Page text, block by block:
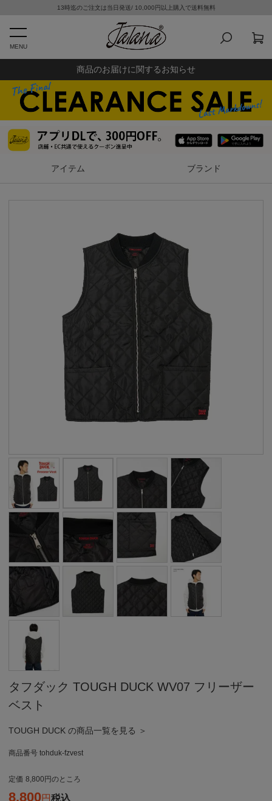
13時迄のご注文は当日発送/ 10,000円以上購入で送料無料
MENU
商品のお届けに関するお知らせ
アイテム ブランド
タフダック TOUGH DUCK WV07 フリーザー
ベスト
TOUGH DUCK の商品一覧を見る ＞
商品番号 tohduk-fzvest
定価 8,800 のところ
8,800 税込